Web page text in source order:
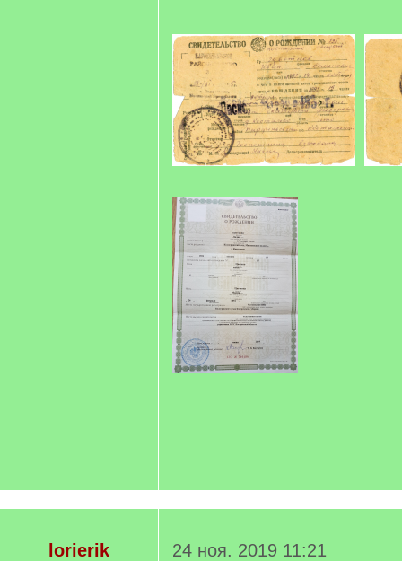
lorierik
24 ноя. 2019 11:21